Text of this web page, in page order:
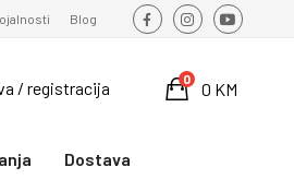
Blog
/ registracija 0 KM
0
Dostava